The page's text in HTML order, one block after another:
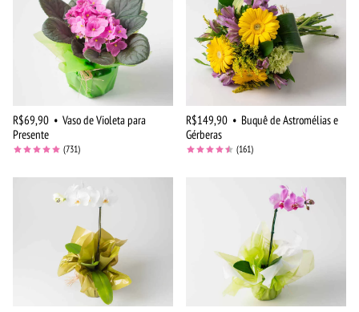
R$69,90 • Vaso de Violeta para
Presente
(731)
R$149,90 • Buquê de Astromélias e
Gérberas
(161)